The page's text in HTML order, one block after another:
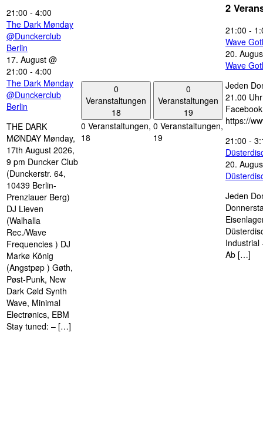
21:00 - 4:00
The Dark Mønday
@Dunckerclub
Berlin
17. August @
21:00 - 4:00
The Dark Mønday
@Dunckerclub
Berlin
THE DARK
MØNDAY Mønday,
17th August 2026,
9 pm Duncker Club
(Dunckerstr. 64,
10439 Berlin-
Prenzlauer Berg)
DJ Lieven
(Walhalla
Rec./Wave
Frequencies ) DJ
Markø König
(Angstpøp ) Gøth,
Pøst-Punk, New
Dark Cøld Synth
Wave, Minimal
Electrønics, EBM
Stay tuned: – […]
0
Veranstaltungen
18
0 Veranstaltungen,
18
0
Veranstaltungen
19
0 Veranstaltungen,
19
2
21:00 -
Wave
20.
Wave
Jeden
21.00
https://
21:00 -
20.
Jeden
Industrial
Ab […]